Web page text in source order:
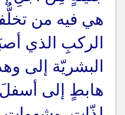
هي فيه من
الركبِ الذي
البشريّة إلى
هابطٍ إلى